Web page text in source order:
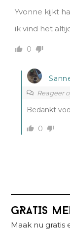
Yvonne kijkt
ik vind het
0
Reageer
Bedankt
0
Primaire
Sidebar
GRATIS
Maak nu gratis